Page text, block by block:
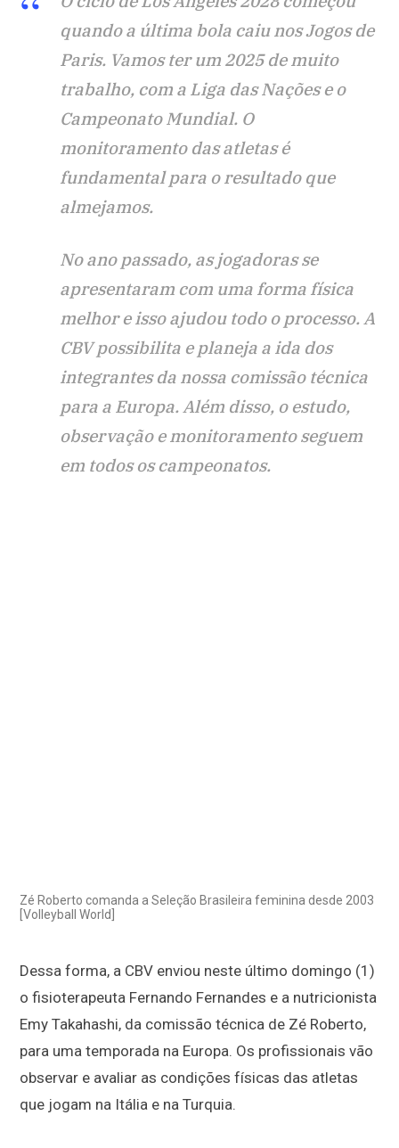
quando a última bola caiu nos Jogos de
Paris. Vamos ter um 2025 de muito
trabalho, com a Liga das Nações e o
Campeonato Mundial. O
monitoramento das atletas é
fundamental para o resultado que
almejamos.
No ano passado, as jogadoras se
apresentaram com uma forma física
melhor e isso ajudou todo o processo. A
CBV possibilita e planeja a ida dos
integrantes da nossa comissão técnica
para a Europa. Além disso, o estudo,
observação e monitoramento seguem
em todos os campeonatos.
Zé Roberto comanda a Seleção Brasileira feminina desde 2003
[Volleyball World]
Dessa forma, a CBV enviou neste último domingo (1)
o fisioterapeuta Fernando Fernandes e a nutricionista
Emy Takahashi, da comissão técnica de Zé Roberto,
para uma temporada na Europa. Os profissionais vão
observar e avaliar as condições físicas das atletas
que jogam na Itália e na Turquia.